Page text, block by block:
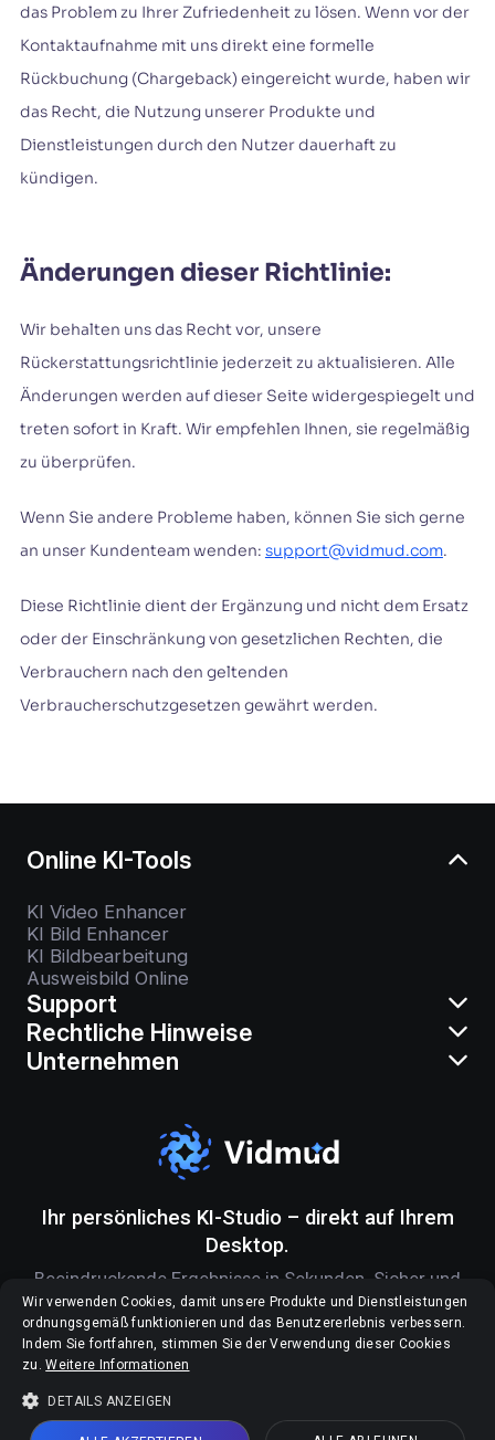
das Problem zu Ihrer Zufriedenheit zu lösen. Wenn vor der
Kontaktaufnahme mit uns direkt eine formelle
Rückbuchung (Chargeback) eingereicht wurde, haben wir
das Recht, die Nutzung unserer Produkte und
Dienstleistungen durch den Nutzer dauerhaft zu
kündigen.
Änderungen dieser Richtlinie:
Wir behalten uns das Recht vor, unsere
Rückerstattungsrichtlinie jederzeit zu aktualisieren. Alle
Änderungen werden auf dieser Seite widergespiegelt und
treten sofort in Kraft. Wir empfehlen Ihnen, sie regelmäßig
zu überprüfen.
Wenn Sie andere Probleme haben, können Sie sich gerne
an unser Kundenteam wenden: support@vidmud.com.
Diese Richtlinie dient der Ergänzung und nicht dem Ersatz
oder der Einschränkung von gesetzlichen Rechten, die
Verbrauchern nach den geltenden
Verbraucherschutzgesetzen gewährt werden.
Ihr persönliches KI-Studio – direkt auf Ihrem
Desktop.
Beeindruckende Ergebnisse in Sekunden. Sicher und
ganz privat.
Online KI-Tools
KI Video Enhancer
KI Bild Enhancer
KI Bildbearbeitung
Ausweisbild Online
Support
Rechtliche Hinweise
Unternehmen
Copyright © 2026 Vidmud. Alle Rechte vorbehalten.
Wir verwenden Cookies, damit unsere Produkte und Dienstleistungen
ordnungsgemäß funktionieren und das Benutzererlebnis verbessern.
Indem Sie fortfahren, stimmen Sie der Verwendung dieser Cookies
zu.Weitere Informationen
DETAILS ANZEIGEN